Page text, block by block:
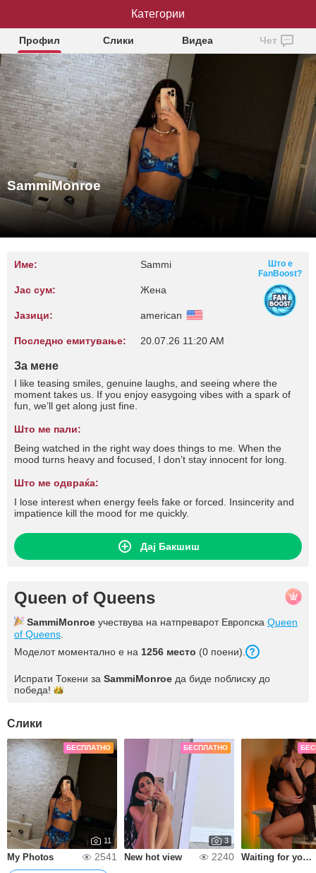
SammiMonroe
Профил Слики Видеа Чет
SammiMonroe
Име: Sammi
Јас сум: Жена
Јазици: american
Последно емитување: 20.07.26 11:20 AM
Што е
FanBoost?
За мене
I like teasing smiles, genuine laughs, and seeing where the
moment takes us. If you enjoy easygoing vibes with a spark of
fun, we’ll get along just fine.
Што ме пали:
Being watched in the right way does things to me. When the
mood turns heavy and focused, I don’t stay innocent for long.
Што ме одвраќа:
I lose interest when energy feels fake or forced. Insincerity and
impatience kill the mood for me quickly.
Дај Бакшиш
Queen of Queens
SammiMonroe учествува на натпреварот Европска Queen
of Queens
Моделот моментално е на 1256 место (0 поени).
Испрати Токени за SammiMonroe да биде поблиску до
победа!
Слики
БЕСПЛАТНО
11
My Photos 2541
БЕСПЛАТНО
3
New hot view 2240 Waiting for you home
Категории